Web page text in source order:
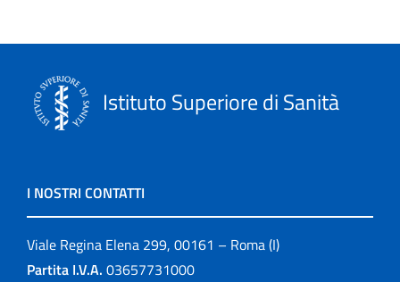
Istituto Superiore di Sanità
I NOSTRI CONTATTI
Viale Regina Elena 299, 00161 – Roma (I)
Partita I.V.A. 03657731000